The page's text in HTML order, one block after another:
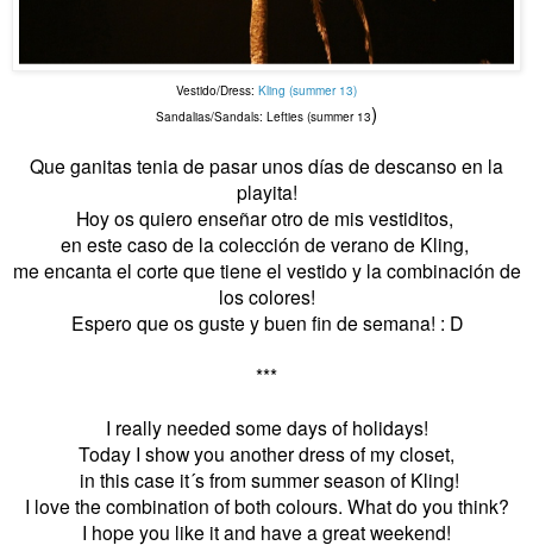
Vestido/Dress: Kling (summer 13)
Sandalias/Sandals: Lefties (summer 13)
Que ganitas tenia de pasar unos días de descanso en la
playita!
Hoy os quiero enseñar otro de mis vestiditos,
en este caso de la colección de verano de Kling,
me encanta el corte que tiene el vestido y la combinación de
los colores!
Espero que os guste y buen fin de semana! : D
***
I really needed some days of holidays!
Today I show you another dress of my closet,
in this case it´s from summer season of Kling!
I love the combination of both colours. What do you think?
I hope you like it and have a great weekend!